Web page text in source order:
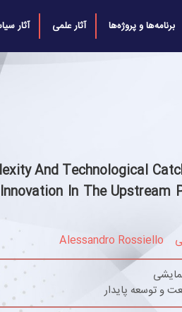
برنامه‌ها و پروژه‌ها آثار علمی آثار
And Technological
In The Upstream
Alessandro Rossiello
و توسعه پایدار